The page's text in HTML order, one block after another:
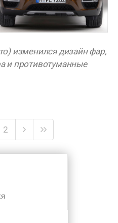
изменился дизайн фар,
и противотуманные
2